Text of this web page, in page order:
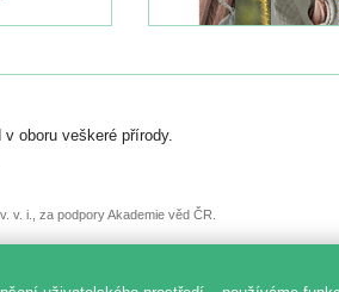
nebo
oboru veškeré přírody.
v. i., za podpory Akademie věd ČR.